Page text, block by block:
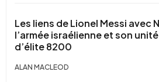
Les liens de Lionel Messi avec
l’armée israélienne et son
d’élite 8200
ALAN MACLEOD